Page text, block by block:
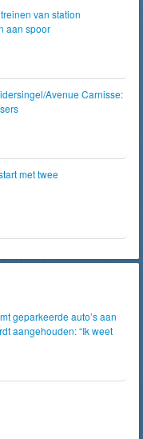
van station
aan spoor
Avenue Carnisse:
met twee
geparkeerde auto’s aan
aangehouden: “Ik weet